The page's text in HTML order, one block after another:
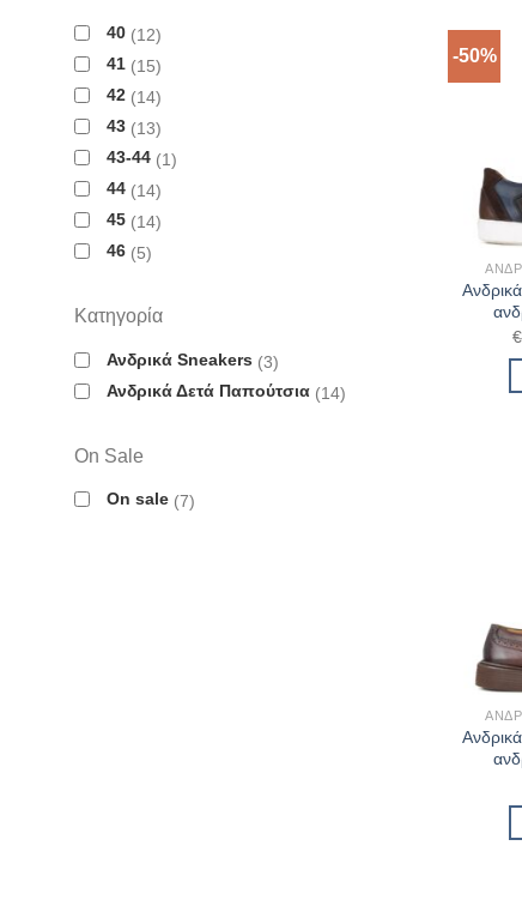
40
12
41
15
42
14
43
13
43-44
1
44
14
45
14
46
5
Κατηγορία
Ανδρικά Sneakers
3
Ανδρικά Δετά Παπούτσια
14
On Sale
On sale 7
-50%
€